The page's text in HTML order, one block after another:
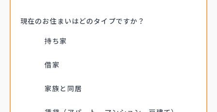
現在のお住まいはどのタイプですか？
持ち家
借家
家族と同居